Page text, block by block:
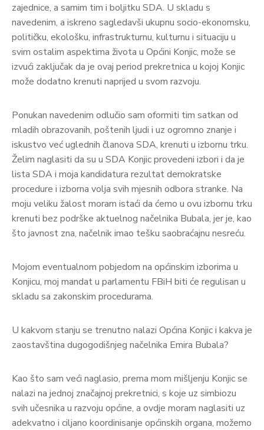
zajednice, a samim tim i boljitku SDA. U skladu s
navedenim, a iskreno sagledavši ukupnu socio-ekonomsku,
političku, ekološku, infrastrukturnu, kulturnu i situaciju u
svim ostalim aspektima života u Općini Konjic, može se
izvući zaključak da je ovaj period prekretnica u kojoj Konjic
može dodatno krenuti naprijed u svom razvoju.
Ponukan navedenim odlučio sam oformiti tim satkan od
mladih obrazovanih, poštenih ljudi i uz ogromno znanje i
iskustvo već uglednih članova SDA, krenuti u izbornu trku.
Želim naglasiti da su u SDA Konjic provedeni izbori i da je
lista SDA i moja kandidatura rezultat demokratske
procedure i izborna volja svih mjesnih odbora stranke. Na
moju veliku žalost moram istaći da ćemo u ovu izbornu trku
krenuti bez podrške aktuelnog načelnika Bubala, jer je, kao
što javnost zna, načelnik imao tešku saobraćajnu nesreću.
Mojom eventualnom pobjedom na općinskim izborima u
Konjicu, moj mandat u parlamentu FBiH biti će regulisan u
skladu sa zakonskim procedurama.
U kakvom stanju se trenutno nalazi Općina Konjic i kakva je
zaostavština dugogodišnjeg načelnika Emira Bubala?
Kao što sam veći naglasio, prema mom mišljenju Konjic se
nalazi na jednoj značajnoj prekretnici, s koje uz simbiozu
svih učesnika u razvoju općine, a ovdje moram naglasiti uz
adekvatno i ciljano koordinisanje općinskih organa, možemo